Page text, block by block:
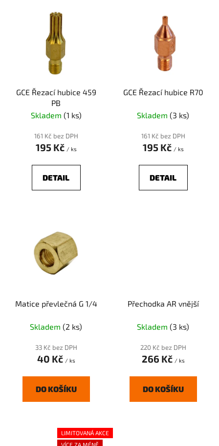
GCE Řezací hubice 459
PB
Skladem (1 ks)
161 Kč bez DPH
195 Kč / ks
DETAIL
GCE Řezací hubice R70
Skladem (3 ks)
161 Kč bez DPH
195 Kč / ks
DETAIL
Matice převlečná G 1/4
Skladem (2 ks)
33 Kč bez DPH
40 Kč / ks
DO KOŠÍKU
Přechodka AR vnější
Skladem (3 ks)
220 Kč bez DPH
266 Kč / ks
DO KOŠÍKU
LIMITOVANÁ AKCE
VÍCE ZA MÉNĚ